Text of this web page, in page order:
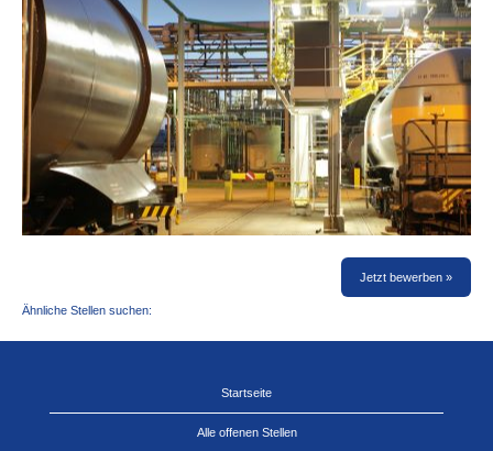
Jetzt bewerben »
Ähnliche Stellen suchen:
Startseite
Alle offenen Stellen